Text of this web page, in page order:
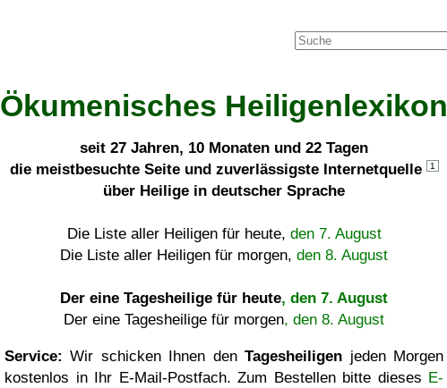
Ökumenisches Heiligenlexikon
seit 27 Jahren, 10 Monaten und 22 Tagen
die meistbesuchte Seite und zuverlässigste Internetquelle
1
über Heilige in deutscher Sprache
Die Liste aller Heiligen für heute, den 7. August
Die Liste aller Heiligen für morgen, den 8. August
Der eine Tagesheilige für heute, den 7. August
Der eine Tagesheilige für morgen, den 8. August
Service: Wir schicken Ihnen denTagesheiligen jeden Morgen
kostenlos in Ihr E-Mail-Postfach. Zum Bestellen bitte dieses E-